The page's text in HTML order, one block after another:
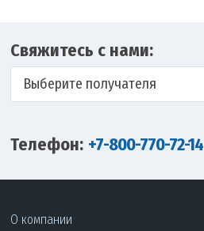
Свяжитесь с нами:
Выберите получателя
Телефон: +7-800-770-72-14
О компании